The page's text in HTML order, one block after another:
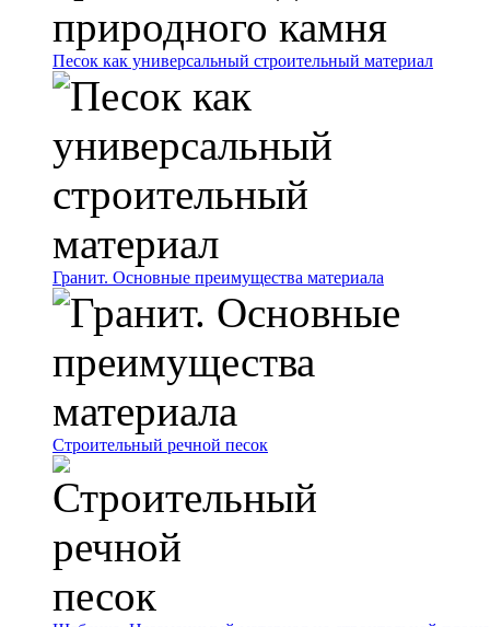
Песок как универсальный строительный материал
Гранит. Основные преимущества материала
Строительный речной песок